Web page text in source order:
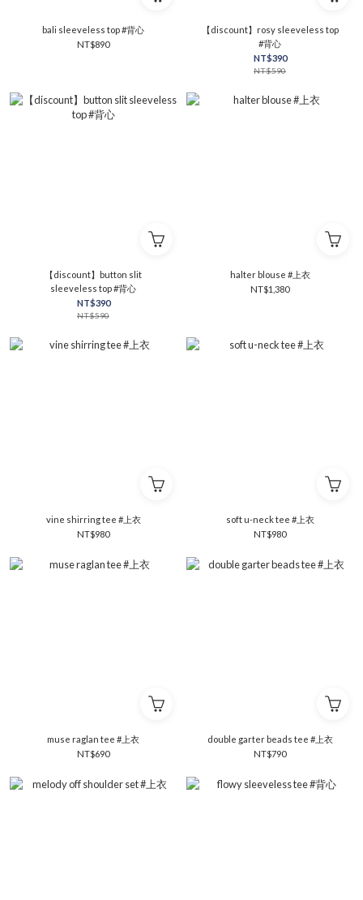
bali sleeveless top #背心
NT$890
【discount】rosy sleeveless top
#背心
NT$390
NT$590
【discount】button slit
sleeveless top #背心
NT$390
NT$590
halter blouse #上衣
NT$1,380
vine shirring tee #上衣
NT$980
soft u-neck tee #上衣
NT$980
muse raglan tee #上衣
NT$690
double garter beads tee #上衣
NT$790